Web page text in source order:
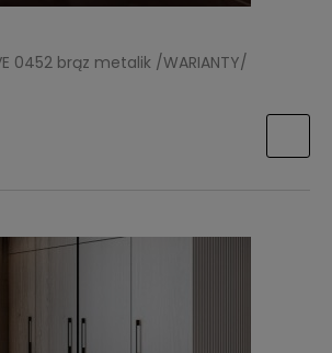
0452 brąz metalik /WARIANTY/